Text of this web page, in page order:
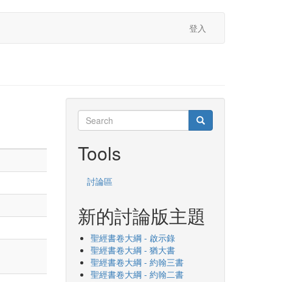
登入
Search
Search Search
Tools
討論區
新的討論版主題
聖經書卷大綱 - 啟示錄
聖經書卷大綱 - 猶大書
聖經書卷大綱 - 約翰三書
聖經書卷大綱 - 約翰二書